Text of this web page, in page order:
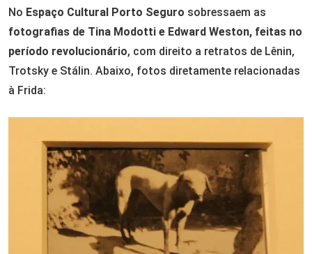
No Espaço Cultural Porto Seguro sobressaem as
fotografias de Tina Modotti e Edward Weston, feitas no
período revolucionário, com direito a retratos de Lênin,
Trotsky e Stálin. Abaixo, fotos diretamente relacionadas
à Frida: